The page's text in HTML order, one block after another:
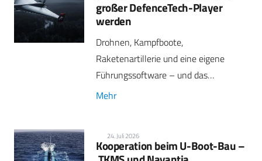
großer DefenceTech-Player
werden
Drohnen, Kampfboote,
Raketenartillerie und eine eigene
Führungssoftware – und das…
Mehr
24. Juli 2026
Kooperation beim U-Boot-Bau –